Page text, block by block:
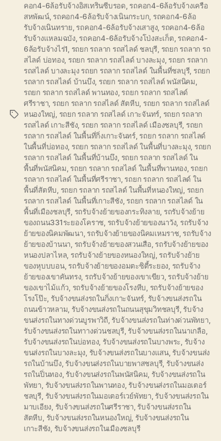
Tags
คอก4-6ล้อรับจ้างอิสเทรินซีบรอด, รถคอก4-6ล้อรับจ้างเครือ
สหพัฒน์, รถคอก4-6ล้อรับจ้างเนินกระบก, รถคอก4-6ล้อ
รับจ้างเนินทราย, รถคอก4-6ล้อรับจ้างเสาสูง, รถคอก4-6ล้อ
รับจ้างแหลมฉบัง, รถคอก4-6ล้อรับจ้างโป่งสะเก็ต, รถคอก4-
6ล้อรับจ้างไร่1, รถยก รถลาก รถสไลด์ ชลบุรี, รถยก รถลาก รถ
สไลด์ บ่อทอง, รถยก รถลาก รถสไลด์ บางละมุง, รถยก รถลาก
รถสไลด์ บางละมุง รถยก รถลาก รถสไลด์ ในพื้นที่ชลบุรี, รถยก
รถลาก รถสไลด์ บ้านบึง, รถยก รถลาก รถสไลด์ พนัสนิคม,
รถยก รถลาก รถสไลด์ พานทอง, รถยก รถลาก รถสไลด์
ศรีราชา, รถยก รถลาก รถสไลด์ สัตหีบ, รถยก รถลาก รถสไลด์
หนองใหญ่, รถยก รถลาก รถสไลด์ เกาะจันทร์, รถยก รถลาก
รถสไลด์ เกาะสีชัง, รถยก รถลาก รถสไลด์ เมืองชลบุรี, รถยก
รถลาก รถสไลด์ ในพื้นที่กิ่งเกาะจันทร์, รถยก รถลาก รถสไลด์
ในพื้นที่บ่อทอง, รถยก รถลาก รถสไลด์ ในพื้นที่บางละมุง, รถยก
รถลาก รถสไลด์ ในพื้นที่บ้านบึง, รถยก รถลาก รถสไลด์ ใน
พื้นที่พนัสนิคม, รถยก รถลาก รถสไลด์ ในพื้นที่พานทอง, รถยก
รถลาก รถสไลด์ ในพื้นที่ศรีราชา, รถยก รถลาก รถสไลด์ ใน
พื้นที่สัตหีบ, รถยก รถลาก รถสไลด์ ในพื้นที่หนองใหญ่, รถยก
รถลาก รถสไลด์ ในพื้นที่เกาะสีชัง, รถยก รถลาก รถสไลด์ ใน
พื้นที่เมืองชลบุรี, รถรับจ้างย้ายของกระทิงลาย, รถรับจ้างย้าย
ของถนน331ระยองโคราช, รถรับจ้างย้ายของนาวัง, รถรับจ้าง
ย้ายของนิคมพัฒนา, รถรับจ้างย้ายของนิคมเหมราช, รถรับจ้าง
ย้ายของบ้านนา, รถรับจ้างย้ายของสวนเสือ, รถรับจ้างย้ายของ
หนองปลาไหล, รถรับจ้างย้ายของหนองใหญ่, รถรับจ้างย้าย
ของหุบบบอน, รถรับจ้างย้ายของอมตะซิตี้ระยอง, รถรับจ้าง
ย้ายของเขาคันทรง, รถรับจ้างย้ายของเขาเขียว, รถรับจ้างย้าย
ของเขาไม้แก้ว, รถรับจ้างย้ายของโรงหีบ, รถรับจ้างย้ายของ
โรงโป๊ะ, รับจ้างขนส่งรถในกิ่งเกาะจันทร์, รับจ้างขนส่งรถใน
ถนนข้าวหลาม, รับจ้างขนส่งรถในถนนสุขุมวิทชลบุรี, รับจ้าง
ขนส่งรถในทางด่วนบูรพาวิถี, รับจ้างขนส่งรถในท่างด่วนพัทยา,
รับจ้างขนส่งรถในทาางด่วนชลบุรี, รับจ้างขนส่งรถในนาเกลือ,
รับจ้างขนส่งรถในบ่อทอง, รับจ้างขนส่งรถในบางพระ, รับจ้าง
ขนส่งรถในบางละมุง, รับจ้างขนส่งรถในบางแสน, รับจ้างขนส่ง
รถในบ้านบึง, รับจ้างขนส่งรถในบายพาสชลบุรี, รับจ้างขนส่ง
รถในปิ่นทอง, รับจ้างขนส่งรถในพนัสนิคม, รับจ้างขนส่งรถใน
พัทยา, รับจ้างขนส่งรถในพานทอง, รับจ้างขนส่งรถในมอเตอร์
ชลบุรี, รับจ้างขนส่งรถในมอเตอร์เวย์พัทยา, รับจ้างขนส่งรถใน
มาบเอียง, รับจ้างขนส่งรถในศรีราชา, รับจ้างขนส่งรถใน
สัตหีบ, รับจ้างขนส่งรถในหนองใหญ่, รับจ้างขนส่งรถใน
เกาะสีชัง, รับจ้างขนส่งรถในเมืองชลบุรี